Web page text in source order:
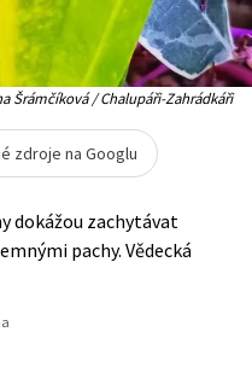
Šrámčíková / Chalupáři-Zahrádkáři
zdroje na Googlu
dokážou zachytávat
pachy. Vědecká